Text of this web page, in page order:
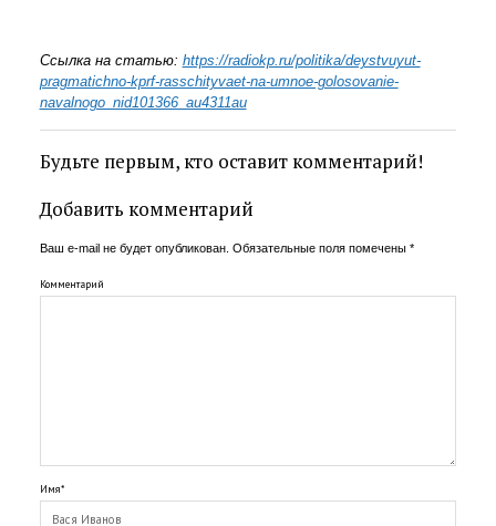
Ссылка на статью: https://radiokp.ru/politika/deystvuyut-
pragmatichno-kprf-rasschityvaet-na-umnoe-golosovanie-
navalnogo_nid101366_au4311au
Будьте первым, кто оставит комментарий!
Добавить комментарий
Ваш e-mail не будет опубликован. Обязательные поля помечены *
Комментарий
Имя*